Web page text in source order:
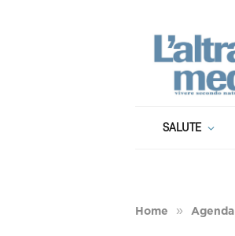
SALUTE
Home » Agenda